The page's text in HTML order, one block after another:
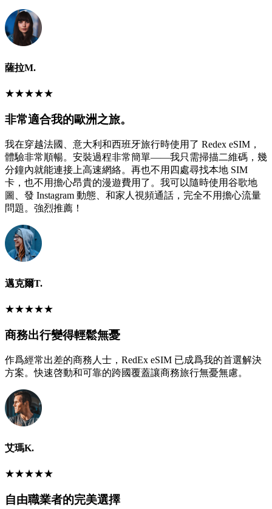
薩拉M.
★★★★★
非常適合我的歐洲之旅。
我在穿越法國、意大利和西班牙旅行時使用了 Redex eSIM，
體驗非常順暢。安裝過程非常簡單——我只需掃描二維碼，幾
分鐘內就能連接上高速網絡。再也不用四處尋找本地 SIM
卡，也不用擔心昂貴的漫遊費用了。我可以隨時使用谷歌地
圖、發 Instagram 動態、和家人視頻通話，完全不用擔心流量
問題。強烈推薦！
邁克爾T.
★★★★★
商務出行變得輕鬆無憂
作爲經常出差的商務人士，RedEx eSIM 已成爲我的首選解決
方案。快速啓動和可靠的跨國覆蓋讓商務旅行無憂無慮。
艾瑪K.
★★★★★
自由職業者的完美選擇